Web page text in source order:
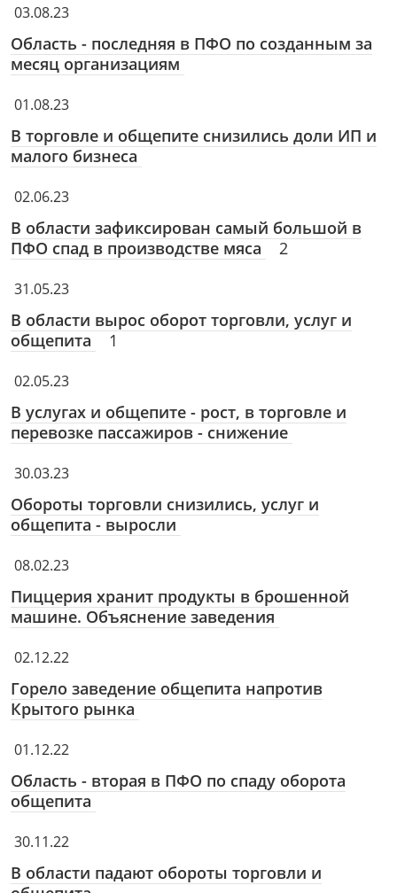
03.08.23
Область - последняя в ПФО по созданным за
месяц организациям
01.08.23
В торговле и общепите снизились доли ИП и
малого бизнеса
02.06.23
В области зафиксирован самый большой в
ПФО спад в производстве мяса
2
31.05.23
В области вырос оборот торговли, услуг и
общепита
1
02.05.23
В услугах и общепите - рост, в торговле и
перевозке пассажиров - снижение
30.03.23
Обороты торговли снизились, услуг и
общепита - выросли
08.02.23
Пиццерия хранит продукты в брошенной
машине. Объяснение заведения
02.12.22
Горело заведение общепита напротив
Крытого рынка
01.12.22
Область - вторая в ПФО по спаду оборота
общепита
30.11.22
В области падают обороты торговли и